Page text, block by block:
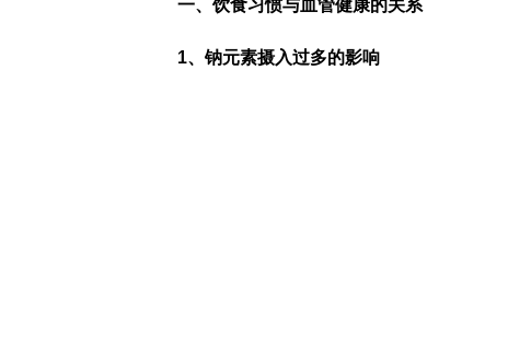
一、饮食习惯与血管健康的关系
1、钠元素摄入过多的影响